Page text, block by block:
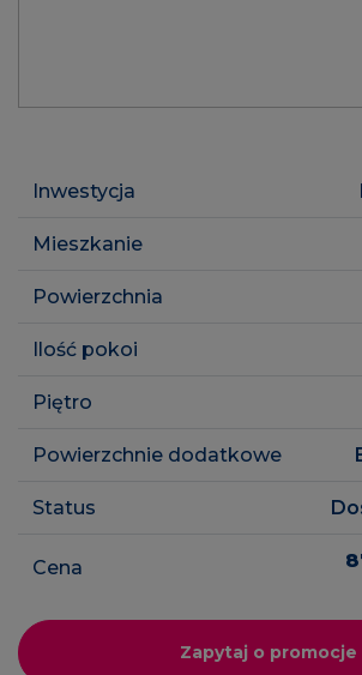
Inwestycja
Mieszkanie
Powierzchnia
Ilość pokoi
Piętro
Powierzchnie dodatkowe
Status
Cena
Zapytaj o promocje